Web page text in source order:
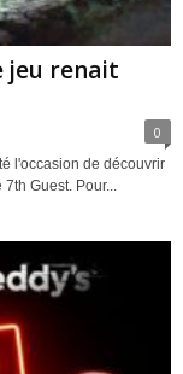
jeu renait
0
l'occasion de découvrir
Guest. Pour...